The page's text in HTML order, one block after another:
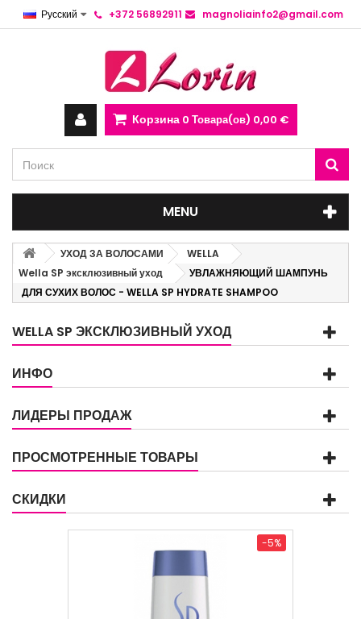
Русский +372 56892911 magnoliainfo2@gmail.com
Корзина 0 Товара(ов) 0,00 €
MENU
УХОД ЗА ВОЛОСАМИ
WELLA
Wella SP эксклюзивный уход
УВЛАЖНЯЮЩИЙ ШАМПУНЬ
ДЛЯ СУХИХ ВОЛОС - WELLA SP HYDRATE SHAMPOO
WELLA SP ЭКСКЛЮЗИВНЫЙ УХОД
ИНФО
ЛИДЕРЫ ПРОДАЖ
ПРОСМОТРЕННЫЕ ТОВАРЫ
СКИДКИ
-5%